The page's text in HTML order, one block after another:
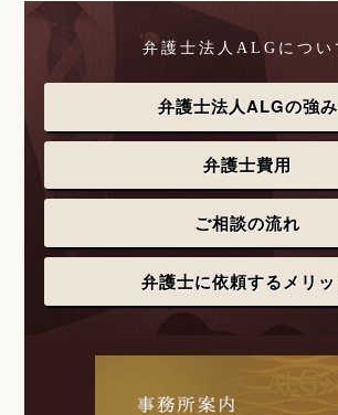
弁護士法人ALGについ
弁護士法人ALGの強み
弁護士費用
ご相談の流れ
弁護士に依頼するメリッ